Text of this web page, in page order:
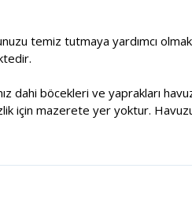
temiz tutmaya yardımcı
dahi böcekleri ve yaprakları
için mazerete yer yoktur.